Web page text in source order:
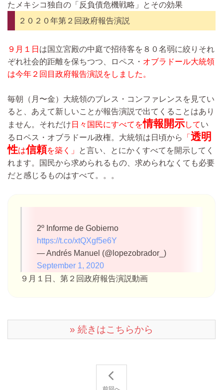
たメキシコ独自の「反負債危機戦略」とその効果
２０２０年第２回政府報告演説
９月１日 は国立宮殿の中庭で招待客を８０名弱に絞りそれ
ぞれ社会的距離を保ちつつ、ロペス・ オブラドール大統領
は今年２回目政府報告演説をしました。
毎朝（月〜金）大統領のプレス・コンファレンスを見てい
ると、あえて新しいことが報告演説で出てくることはあり
ません。それだけ 日々国民にすべてを情報開示してい
るロペス・オブラドール政権。大統領は日頃から
「 透明
性は信頼を築く」
と言い、とにかくすべてを開示してく
れます。国民から求められるもの、求められなくても必要
だと感じるものはすべて。。。
2º Informe de Gobierno
https://t.co/xtQXgf5e6Y
— Andrés Manuel (@lopezobrador_)
September 1, 2020
９月１日、第２回政府報告演説動画
» 続きはこちらから